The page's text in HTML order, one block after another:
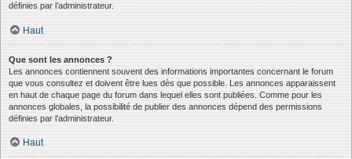
définies par l’administrateur.
Haut
Que sont les annonces ?
Les annonces contiennent souvent des informations importantes concernant le forum
que vous consultez et doivent être lues dès que possible. Les annonces apparaissent
en haut de chaque page du forum dans lequel elles sont publiées. Comme pour les
annonces globales, la possibilité de publier des annonces dépend des permissions
définies par l’administrateur.
Haut